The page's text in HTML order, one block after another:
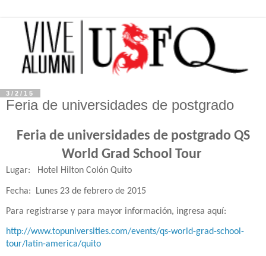
3/2/15
Feria de universidades de postgrado
Feria de universidades de postgrado QS
World Grad School Tour
Lugar: Hotel Hilton Colón Quito
Fecha: Lunes 23 de febrero de 2015
Para registrarse y para mayor información, ingresa aquí:
http://www.topuniversities.com/events/qs-world-grad-school-
tour/latin-america/quito